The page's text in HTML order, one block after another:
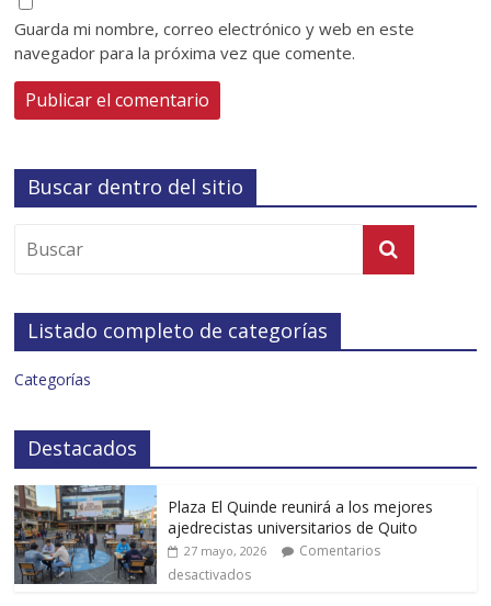
Guarda mi nombre, correo electrónico y web en este
navegador para la próxima vez que comente.
Buscar dentro del sitio
Listado completo de categorías
Categorías
Destacados
Plaza El Quinde reunirá a los mejores
ajedrecistas universitarios de Quito
27 mayo, 2026
Comentarios
desactivados